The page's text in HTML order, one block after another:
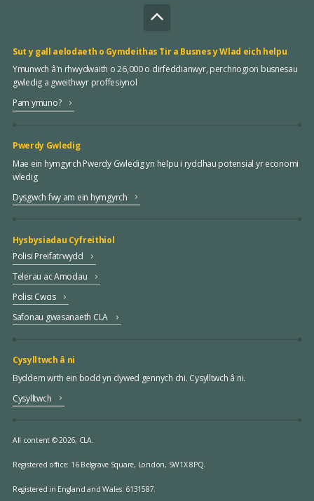
Sut y gall aelodaeth o Gymdeithas Tir a Busnes y Wlad eich helpu
Ymunwch â'n rhwydwaith o 26,000 o dirfeddianwyr, perchnogion busnesau
gwledig a gweithwyr proffesiynol
Pam ymuno?
Pwerdy Gwledig
Mae ein hymgyrch Pwerdy Gwledig yn helpu i ryddhau potensial yr economi
wledig
Dysgwch fwy am ein hymgyrch
Hysbysiadau Cyfreithiol
Polisi Preifatrwydd
Telerau ac Amodau
Polisi Cwcis
Safonau gwasanaeth CLA
Cysylltwch â ni
Byddem wrth ein bodd yn clywed gennych chi. Cysylltwch â ni.
Cysylltwch
All content © 2026, CLA.
Registered office: 16 Belgrave Square, London, SW1X 8PQ.
Registered in England and Wales: 6131587.